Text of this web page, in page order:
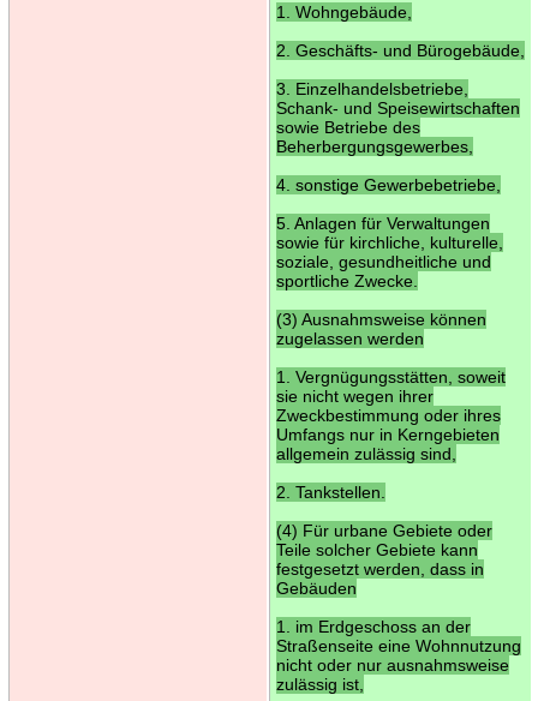
1. Wohngebäude,
2. Geschäfts- und Bürogebäude,
3. Einzelhandelsbetriebe,
Schank- und Speisewirtschaften
sowie Betriebe des
Beherbergungsgewerbes,
4. sonstige Gewerbebetriebe,
5. Anlagen für Verwaltungen
sowie für kirchliche, kulturelle,
soziale, gesundheitliche und
sportliche Zwecke.
(3) Ausnahmsweise können
zugelassen werden
1. Vergnügungsstätten, soweit
sie nicht wegen ihrer
Zweckbestimmung oder ihres
Umfangs nur in Kerngebieten
allgemein zulässig sind,
2. Tankstellen.
(4) Für urbane Gebiete oder
Teile solcher Gebiete kann
festgesetzt werden, dass in
Gebäuden
1. im Erdgeschoss an der
Straßenseite eine Wohnnutzung
nicht oder nur ausnahmsweise
zulässig ist,